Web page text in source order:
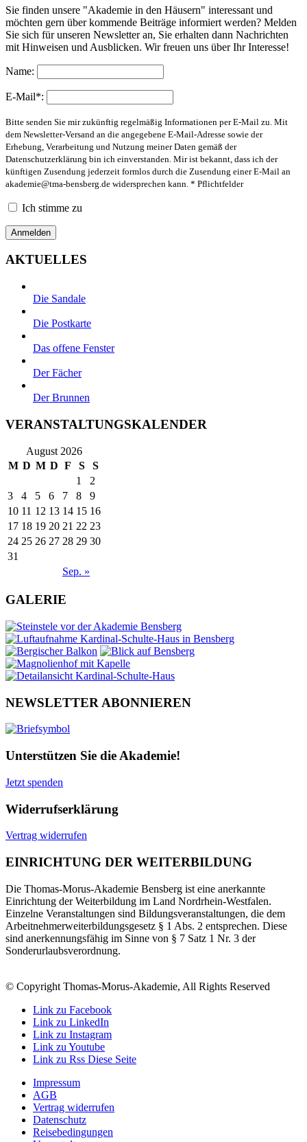
Sie finden unsere "Akademie in den Häusern" interessant und
möchten gern über kommende Beiträge informiert werden? Melden
Sie sich für unseren Newsletter an, Sie erhalten dann Nachrichten
mit Hinweisen und Ausblicken. Wir freuen uns über Ihr Interesse!
Name:
E-Mail*:
Bitte senden Sie mir zukünftig regelmäßig Informationen per E-Mail zu. Mit
dem Newsletter-Versand an die angegebene E-Mail-Adresse sowie der
Erhebung, Verarbeitung und Nutzung meiner Daten gemäß der
Datenschutzerklärung bin ich einverstanden. Mir ist bekannt, dass ich der
künftigen Zusendung jederzeit formlos durch die Zusendung einer E-Mail an
akademie@tma-bensberg.de widersprechen kann. * Pflichtfelder
Ich stimme zu
AKTUELLES
Die Sandale
Die Postkarte
Das offene Fenster
Der Fächer
Der Brunnen
VERANSTALTUNGSKALENDER
August 2026
M D M D F S S
Sep. »
1
2
3
4 5 6 7 8
9
10 11 12 13 14 15 16
17 18 19 20 21 22 23
24 25 26 27 28 29 30
31
GALERIE
NEWSLETTER ABONNIEREN
Unterstützen Sie die Akademie!
Jetzt spenden
Widerrufserklärung
Vertrag widerrufen
EINRICHTUNG DER WEITERBILDUNG
Die Thomas-Morus-Akademie Bensberg ist eine anerkannte
Einrichtung der Weiterbildung im Land Nordrhein-Westfalen.
Einzelne Veranstaltungen sind Bildungsveranstaltungen, die dem
Arbeitnehmerweiterbildungsgesetz § 1 Abs. 2 entsprechen. Diese
sind anerkennungsfähig im Sinne von § 7 Satz 1 Nr. 3 der
Sonderurlaubsverordnung.
© Copyright Thomas-Morus-Akademie, All Rights Reserved
Link zu Facebook
Link zu LinkedIn
Link zu Instagram
Link zu Youtube
Link zu Rss Diese Seite
Impressum
AGB
Vertrag widerrufen
Datenschutz
Reisebedingungen